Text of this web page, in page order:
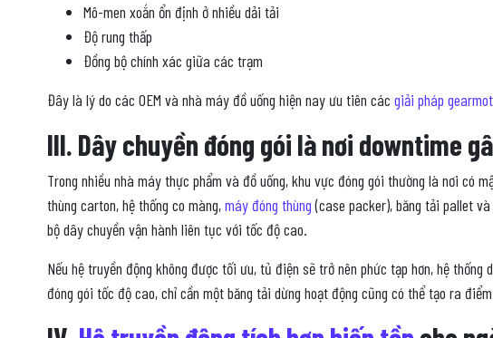
Mô-men xoắn ổn định ở nhiều dải tải
Độ rung thấp
Đồng bộ chính xác giữa các trạm
Đây là lý do các OEM và nhà máy đồ uống hiện nay ưu tiên các giải pháp
III. Dây chuyền đóng gói là nơi downtime
Trong nhiều nhà máy thực phẩm và đồ uống, khu vực đóng gói thường là nơi có
thùng carton, hệ thống co màng,máy đóng thùng(case packer), băng tải pallet
bộ dây chuyền vận hành liên tục với tốc độ cao.
Nếu hệ truyền động không được tối ưu, tủ điện sẽ trở nên phức tạp hơn, hệ
đóng gói tốc độ cao, chỉ cần một băng tải dừng hoạt động cũng có thể tạo ra